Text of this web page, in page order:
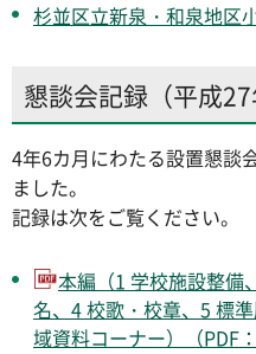
杉並区立新泉・和泉地区
懇談会記録（平成27
4年6カ月にわたる設置懇談
ました。
記録は次をご覧ください。
本編（1 学校施設整備
名、4 校歌・校章、5 標
域資料コーナー）（PDF